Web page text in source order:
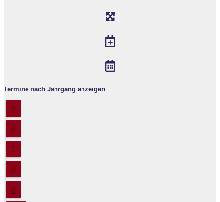
Termine nach Jahrgang anzeigen
5
6
7
8
9